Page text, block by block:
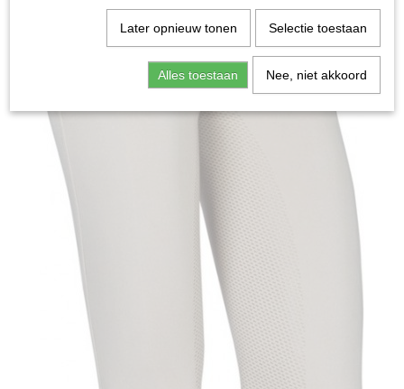
Later opnieuw tonen Selectie toestaan
Alles toestaan Nee, niet akkoord